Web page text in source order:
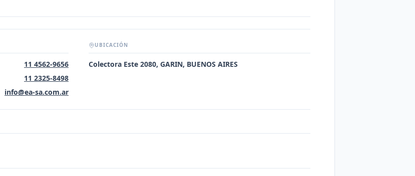
11 4562-9656
11 2325-8498
info@ea-sa.com.ar
UBICACIÓN
Colectora Este 2080, GARIN, BUENOS AIRES